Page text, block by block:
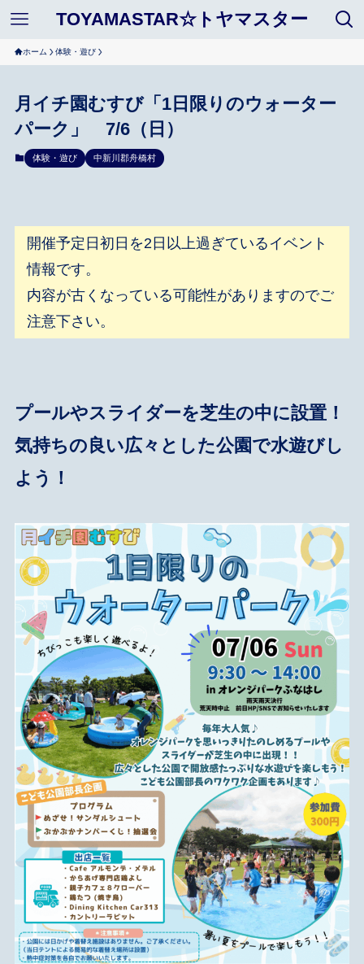
TOYAMASTAR☆トヤマスター
ホーム 体験・遊び
月イチ園むすび「1日限りのウォーター
パーク」 7/6（日）
体験・遊び 中新川郡舟橋村
開催予定日初日を2日以上過ぎているイベント
情報です。
内容が古くなっている可能性がありますのでご
注意下さい。
プールやスライダーを芝生の中に設置！
気持ちの良い広々とした公園で水遊びし
よう！